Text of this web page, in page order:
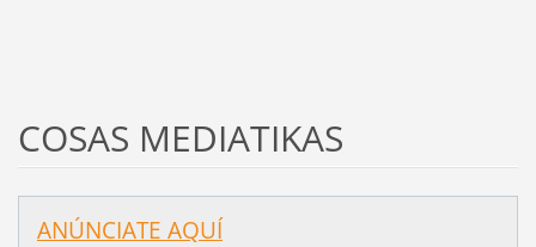
COSAS MEDIATIKAS
ANÚNCIATE AQUÍ